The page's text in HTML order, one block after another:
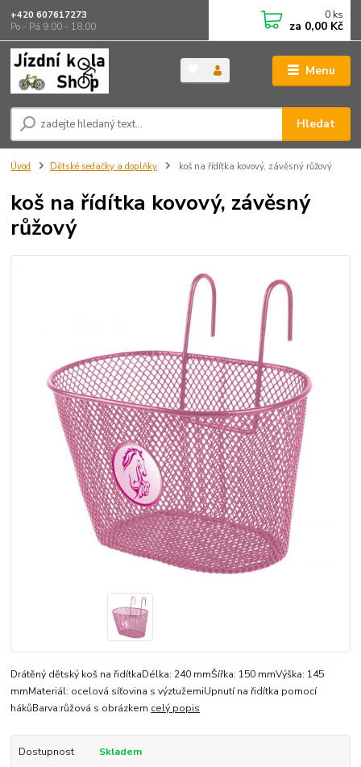
Menu
Hledat
+420 607617273
Po - Pá 9.00 - 18.00
0 ks
za 0,00 Kč
Úvod Dětské sedačky a doplňky koš na řídítka kovový, závěsný růžový
koš na řídítka kovový, závěsný
růžový
Drátěný dětský koš na řidítkaDélka: 240 mmŠířka: 150 mmVýška: 145
mmMateriál: ocelová síťovina s výztužemiUpnutí na řidítka pomocí
hákůBarva:růžová s obrázkem celý popis
Dostupnost Skladem